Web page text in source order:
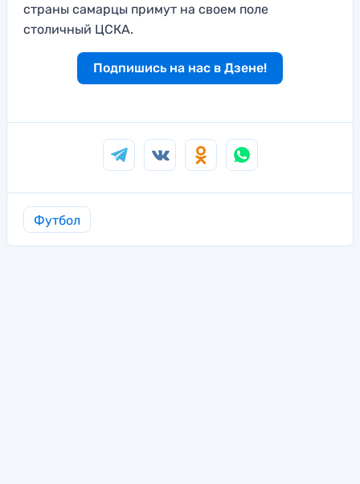
страны самарцы примут на своем поле
столичный ЦСКА.
Подпишись на нас в Дзене!
Футбол